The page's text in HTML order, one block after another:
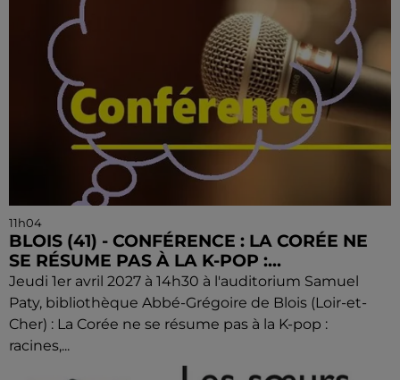
11h04
BLOIS (41) - CONFÉRENCE : LA CORÉE NE
SE RÉSUME PAS À LA K-POP :...
Jeudi 1er avril 2027 à 14h30 à l'auditorium Samuel
Paty, bibliothèque Abbé-Grégoire de Blois (Loir-et-
Cher) : La Corée ne se résume pas à la K-pop :
racines,...